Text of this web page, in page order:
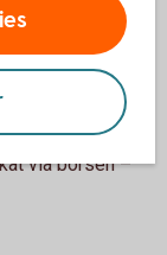
godkända
samt
via börsen –